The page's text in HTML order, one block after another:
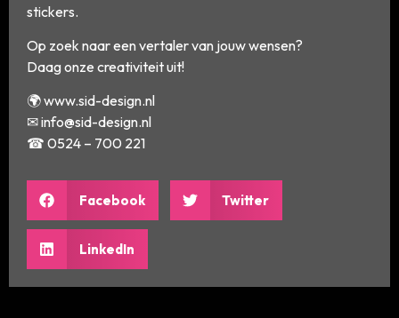
stickers.
Op zoek naar een vertaler van jouw wensen?
Daag onze creativiteit uit!
🌍 www.sid-design.nl
✉info@sid-design.nl
☎ 0524 – 700 221
Facebook Twitter
LinkedIn